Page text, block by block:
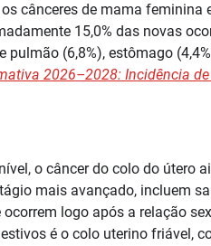
cânceres de mama feminina
15,0% das novas
(6,8%), estômago
2026–2028: Incidência
o câncer do colo do útero
mais avançado, incluem
logo após a relação
é o colo uterino friável,